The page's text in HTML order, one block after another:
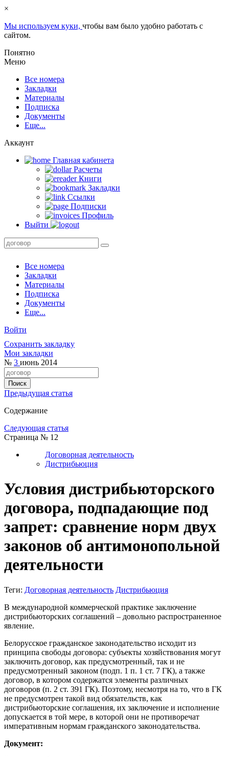
×
Мы используем куки, чтобы вам было удобно работать с
сайтом.
Понятно
Меню
Все номера
Закладки
Материалы
Подписка
Документы
Еще...
Аккаунт
Главная кабинета
Расчеты
Книги
Закладки
Ссылки
Подписки
Профиль
Выйти
Все номера
Закладки
Материалы
Подписка
Документы
Еще...
Войти
Сохранить закладку
Мои закладки
№ 3 июнь 2014
Предыдущая статья
Содержание
Следующая статья
Страница № 12
Договорная деятельность
Дистрибьюция
Условия дистрибьюторского
договора, подпадающие под
запрет: сравнение норм двух
законов об антимонопольной
деятельности
Теги: Договорная деятельность Дистрибьюция
В международной коммерческой практике заключение
дистрибьюторских соглашений – довольно распространенное
явление.
Белорусское гражданское законодательство исходит из
принципа свободы договора: субъекты хозяйствования могут
заключить договор, как предусмотренный, так и не
предусмотренный законом (подп. 1 п. 1 ст. 7 ГК), а также
договор, в котором содержатся элементы различных
договоров (п. 2 ст. 391 ГК). Поэтому, несмотря на то, что в ГК
не предусмотрен такой вид обязательств, как
дистрибьюторские соглашения, их заключение и исполнение
допускается в той мере, в которой они не противоречат
императивным нормам гражданского законодательства.
Документ: